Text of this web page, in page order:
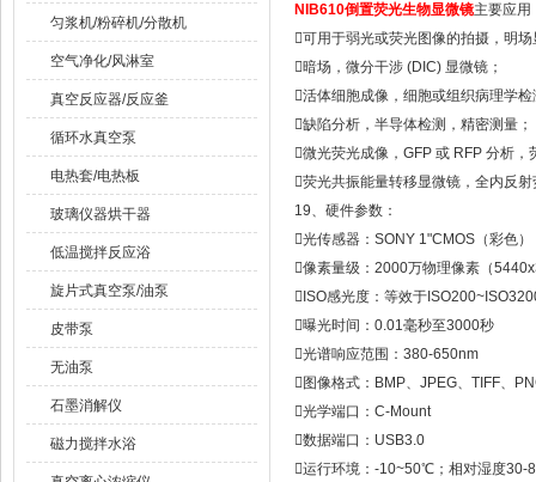
匀浆机/粉碎机/分散机
空气净化/风淋室
真空反应器/反应釜
循环水真空泵
电热套/电热板
玻璃仪器烘干器
低温搅拌反应浴
旋片式真空泵/油泵
皮带泵
无油泵
石墨消解仪
磁力搅拌水浴
NIB610倒置荧光生物显微镜主要应用
可用于弱光或荧光图像的拍摄，明场
暗场，微分干涉 (DIC) 显微镜；
活体细胞成像，细胞或组织病理学
缺陷分析，半导体检测，精密测量；
微光荧光成像，GFP 或 RFP 分析，
荧光共振能量转移显微镜，全内反
19、硬件参数：
光传感器：SONY 1"CMOS（彩色）
像素量级：2000万物理像素（
 ISO感光度：等效于
曝光时间：0.01毫秒至3000秒
光谱响应范围：380-650nm
 图像格式：BMP、JPEG、TIFF、
光学端口：C-Mount
数据端口：USB3.0
运行环境：-10~50℃；相对湿度30-